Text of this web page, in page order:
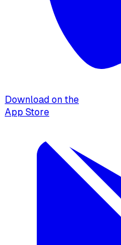
Download on the
App Store